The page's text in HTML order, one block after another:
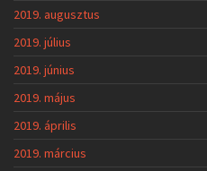
2019. augusztus
2019. július
2019. június
2019. május
2019. április
2019. március